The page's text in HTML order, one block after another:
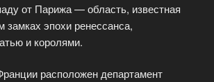
от Парижа — область, известная
замках эпохи ренессанса,
и королями.
расположен департамент